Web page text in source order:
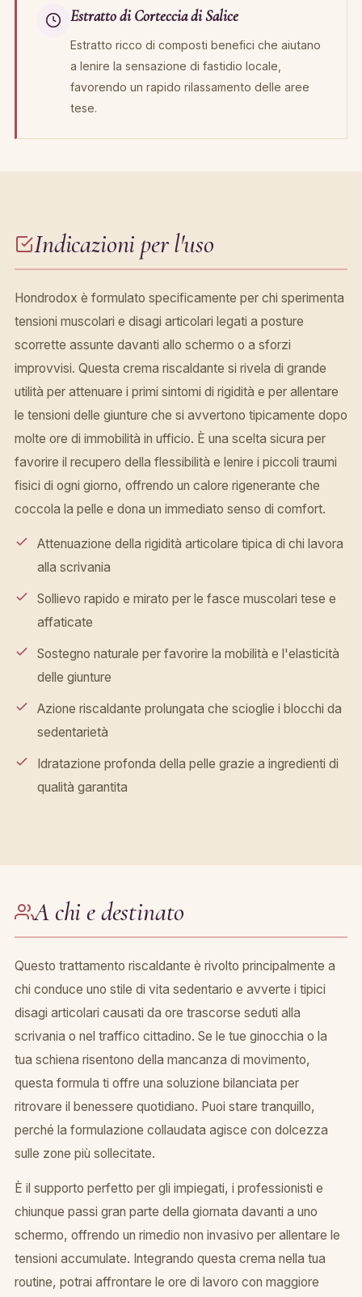
Estratto di Corteccia di Salice
Estratto ricco di composti benefici che aiutano
a lenire la sensazione di fastidio locale,
favorendo un rapido rilassamento delle aree
tese.
Indicazioni per l'uso
Hondrodox è formulato specificamente per chi sperimenta
tensioni muscolari e disagi articolari legati a posture
scorrette assunte davanti allo schermo o a sforzi
improvvisi. Questa crema riscaldante si rivela di grande
utilità per attenuare i primi sintomi di rigidità e per allentare
le tensioni delle giunture che si avvertono tipicamente dopo
molte ore di immobilità in ufficio. È una scelta sicura per
favorire il recupero della flessibilità e lenire i piccoli traumi
fisici di ogni giorno, offrendo un calore rigenerante che
coccola la pelle e dona un immediato senso di comfort.
Attenuazione della rigidità articolare tipica di chi lavora
alla scrivania
Sollievo rapido e mirato per le fasce muscolari tese e
affaticate
Sostegno naturale per favorire la mobilità e l'elasticità
delle giunture
Azione riscaldante prolungata che scioglie i blocchi da
sedentarietà
Idratazione profonda della pelle grazie a ingredienti di
qualità garantita
A chi e destinato
Questo trattamento riscaldante è rivolto principalmente a
chi conduce uno stile di vita sedentario e avverte i tipici
disagi articolari causati da ore trascorse seduti alla
scrivania o nel traffico cittadino. Se le tue ginocchia o la
tua schiena risentono della mancanza di movimento,
questa formula ti offre una soluzione bilanciata per
ritrovare il benessere quotidiano. Puoi stare tranquillo,
perché la formulazione collaudata agisce con dolcezza
sulle zone più sollecitate.
È il supporto perfetto per gli impiegati, i professionisti e
chiunque passi gran parte della giornata davanti a uno
schermo, offrendo un rimedio non invasivo per allentare le
tensioni accumulate. Integrando questa crema nella tua
routine, potrai affrontare le ore di lavoro con maggiore